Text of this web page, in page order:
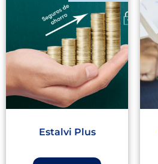
Estalvi Plus